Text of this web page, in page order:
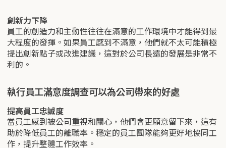
創新力下降
員工的創造力和主動性往往在滿意的工作環境中才能得到最
大程度的發揮。如果員工感到不滿意，他們就不太可能積極
提出創新點子或改進建議，這對於公司長遠的發展是非常不
利的。
執行員工滿意度調查可以為公司帶來的好處
提高員工忠誠度
當員工感到被公司重視和關心，他們會更願意留下來，這有
助於降低員工的離職率。穩定的員工團隊能夠更好地協同工
作，提升整體工作效率。